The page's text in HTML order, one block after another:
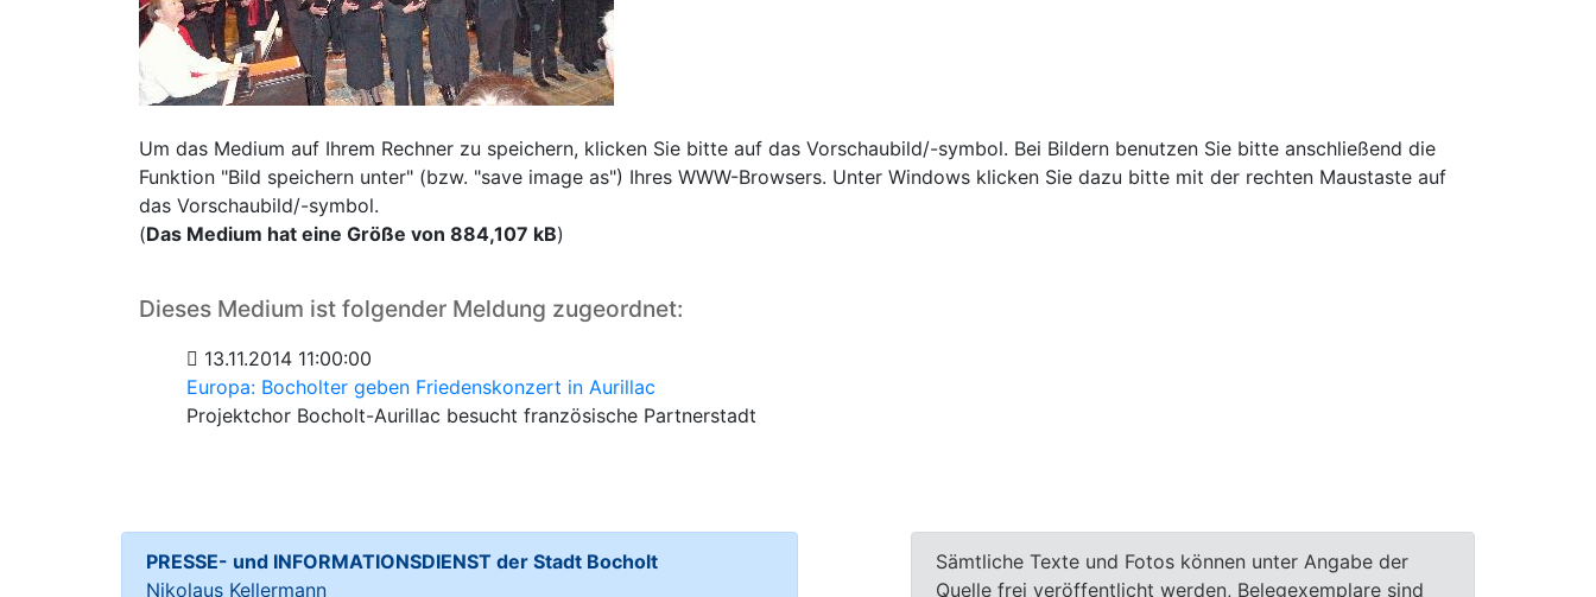
Um das Medium auf Ihrem Rechner zu speichern, klicken Sie bitte auf das Vorschaubild/-symbol. Bei Bildern benutzen Sie bitte anschließend die
Funktion "Bild speichern unter" (bzw. "save image as") Ihres WWW-Browsers. Unter Windows klicken Sie dazu bitte mit der rechten Maustaste auf
das Vorschaubild/-symbol.
(Das Medium hat eine Größe von 884,107 kB)
Dieses Medium ist folgender Meldung zugeordnet:
13.11.2014 11:00:00
Europa: Bocholter geben Friedenskonzert in Aurillac
Projektchor Bocholt-Aurillac besucht französische Partnerstadt
PRESSE- und INFORMATIONSDIENST der Stadt Bocholt
Nikolaus Kellermann
Sämtliche Texte und Fotos können unter Angabe der
Quelle frei veröffentlicht werden, Belegexemplare sind